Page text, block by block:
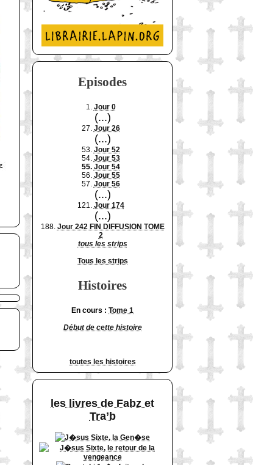
Episodes
1. Jour 0
(...)
27. Jour 26
(...)
53. Jour 52
54. Jour 53
55. Jour 54
56. Jour 55
57. Jour 56
(...)
121. Jour 174
(...)
188. Jour 242 FIN DIFFUSION TOME
2
tous les strips
Tous les strips
Histoires
En cours : Tome 1
Début de cette histoire
toutes les histoires
les livres de Fabz et
Tra’b